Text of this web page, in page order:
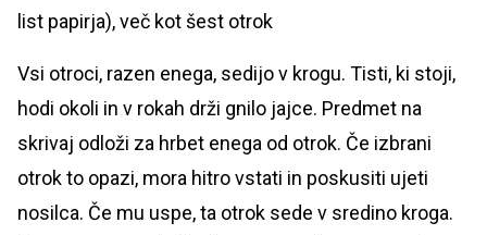
list papirja), več kot šest otrok
Vsi otroci, razen enega, sedijo v krogu. Tisti, ki stoji,
hodi okoli in v rokah drži gnilo jajce. Predmet na
skrivaj odloži za hrbet enega od otrok. Če izbrani
otrok to opazi, mora hitro vstati in poskusiti ujeti
nosilca. Če mu uspe, ta otrok sede v sredino kroga.